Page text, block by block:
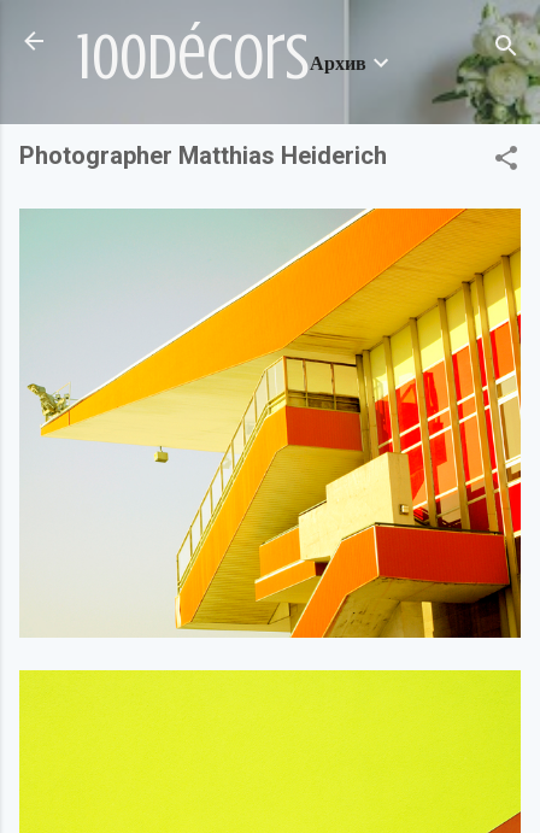
Пропускане към основното съдържание
100décorsАрхив
Photographer Matthias Heiderich